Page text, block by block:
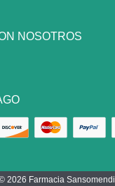
NOSOTROS
2026 Farmacia Sansomendi